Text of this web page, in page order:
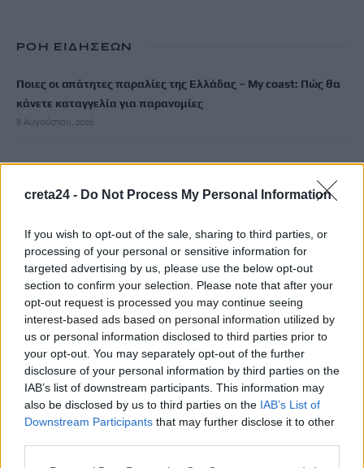
creta24 - Do Not Process My Personal Information
If you wish to opt-out of the sale, sharing to third parties, or
processing of your personal or sensitive information for
targeted advertising by us, please use the below opt-out
section to confirm your selection. Please note that after your
opt-out request is processed you may continue seeing
interest-based ads based on personal information utilized by
us or personal information disclosed to third parties prior to
your opt-out. You may separately opt-out of the further
disclosure of your personal information by third parties on the
IAB’s list of downstream participants. This information may
also be disclosed by us to third parties on the IAB’s List of
Downstream Participants that may further disclose it to other
ΡΟΗ ΕΙΔΗΣΕΩΝ
Ποιες οι απάτητες παραλίες της Ελλάδας – My coast: Πώς θα
κάνετε καταγγελία για παρανομίες
8 Αυγούστου, 2026
Περσείδες: Το εντυπωσιακό φαινόμενο πλησιάζει – Πότε θα
δούμε τη «βροχή» των αστεριών
Ενοίκια: Πότε γίνονται υποχρεωτικές οι πληρωμές μέσω
τραπεζών
8 Αυγούστου, 2026
Ισπανία: Η συγκινητική επανένωση γυναίκας με τα
γαϊδουράκια της μετά τις πυρκαγιές
8 Αυγούστου, 2026
Στις 19 Αυγούστου η γενική συνέλευση του συλλόγου